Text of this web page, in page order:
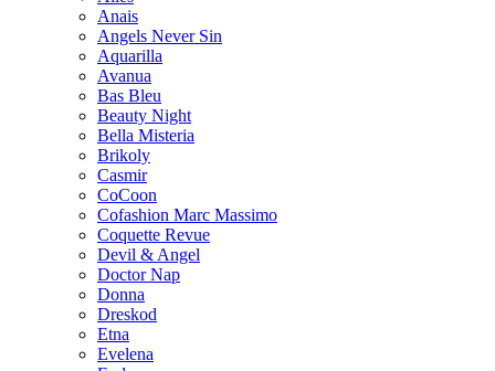
Anais
Angels Never Sin
Aquarilla
Avanua
Bas Bleu
Beauty Night
Bella Misteria
Brikoly
Casmir
CoCoon
Cofashion Marc Massimo
Coquette Revue
Devil & Angel
Doctor Nap
Donna
Dreskod
Etna
Evelena